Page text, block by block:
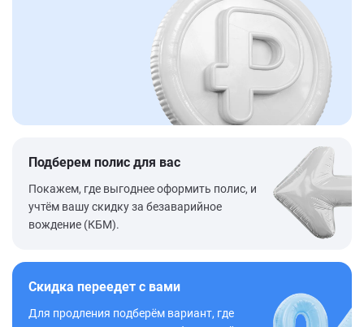
Подберем полис для вас
Покажем, где выгоднее оформить полис, и
учтём вашу скидку за безаварийное
вождение (КБМ).
Скидка переедет с вами
Для продления подберём вариант, где